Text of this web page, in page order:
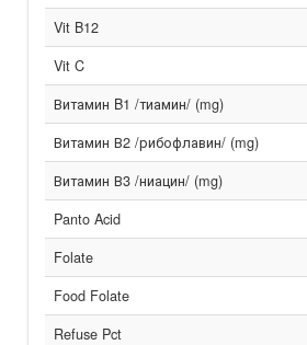
Vit B12
Vit C
Витамин B1 /тиамин/ (mg)
Витамин В2 /рибофлавин/ (mg)
Витамин В3 /ниацин/ (mg)
Panto Acid
Folate
Food Folate
Refuse Pct